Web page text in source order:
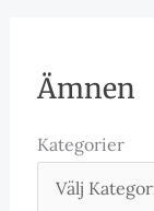
Ämnen
Kategorier